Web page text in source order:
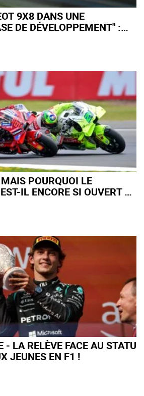
9X8 DANS UNE
DE DÉVELOPPEMENT" :
POURQUOI LE
IL ENCORE SI OUVERT À
- LA RELÈVE FACE AU STATU
JEUNES EN F1 !